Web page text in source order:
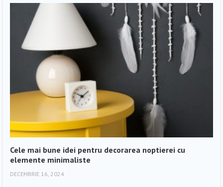
Cele mai bune idei pentru decorarea noptierei cu
elemente minimaliste
DECEMBRIE 16, 2024